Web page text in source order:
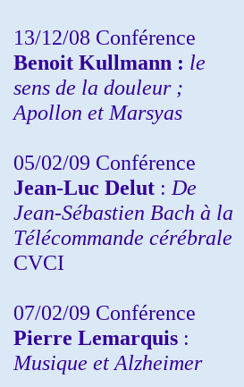
13/12/08 Conférence
Benoit Kullmann : le
sens de la douleur ;
Apollon et Marsyas
05/02/09 Conférence
Jean-Luc Delut : De
Jean-Sébastien Bach à la
Télécommande cérébrale
CVCI
07/02/09 Conférence
Pierre Lemarquis :
Musique et Alzheimer